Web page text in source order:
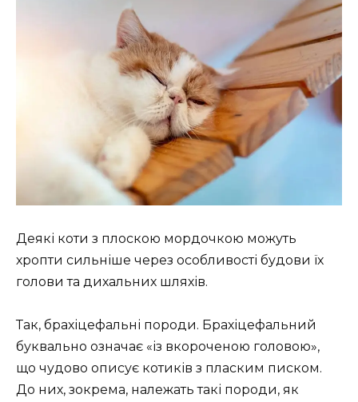
Деякі коти з плоскою мордочкою можуть
хропти сильніше через особливості будови їх
голови та дихальних шляхів.
Так, брахіцефальні породи. Брахіцефальний
буквально означає «із вкороченою головою»,
що чудово описує котиків з пласким писком.
До них, зокрема, належать такі породи, як